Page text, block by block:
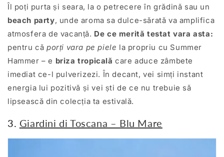
Îl poți purta și seara, la o petrecere în grădină sau un
beach party, unde aroma sa dulce-sărată va amplifica
atmosfera de vacanță. De ce merită testat vara asta:
pentru că porți vara pe piele la propriu cu Summer
Hammer – e briza tropicală care aduce zâmbete
imediat ce-l pulverizezi. În decant, vei simți instant
energia lui pozitivă și vei ști de ce nu trebuie să
lipsească din colecția ta estivală.
3. Giardini di Toscana – Blu Mare